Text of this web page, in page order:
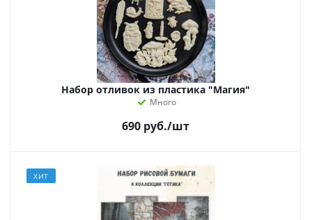
Набор отливок из пластика "Магия"
Много
690 руб./шт
ХИТ